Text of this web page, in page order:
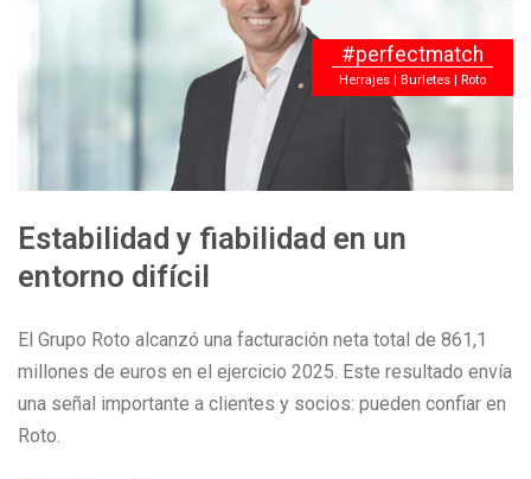
#perfectmatch
Herrajes | Burletes | Roto
Estabilidad y fiabilidad en un
entorno difícil
El Grupo Roto alcanzó una facturación neta total de 861,1
millones de euros en el ejercicio 2025. Este resultado envía
una señal importante a clientes y socios: pueden confiar en
Roto.